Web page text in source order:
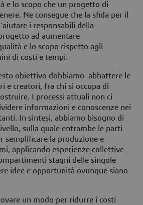
e lo scopo che un progetto di
Ne consegue che la sfida per il
i responsabili della
ad aumentare
e lo scopo rispetto agli
di costi e tempi.
obiettivo dobbiamo abbattere le
e creatori, fra chi si occupa di
I processi attuali non ci
informazioni e conoscenze nei
In sintesi, abbiamo bisogno di
sulla quale entrambe le parti
semplificare la produzione e
applicando esperienze collettive
stagni delle singole
idee e opportunità ovunque siano
un modo per ridurre i costi